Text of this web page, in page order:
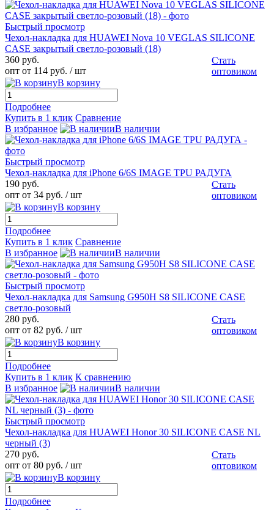
Быстрый просмотр
Чехол-накладка для HUAWEI Nova 10 VEGLAS SILICONE
CASE закрытый светло-розовый (18)
360 руб.
опт от 114 руб. / шт
Стать
оптовиком
В корзину
Подробнее
Купить в 1 клик Сравнение
В избранное
В наличии
Быстрый просмотр
Чехол-накладка для iPhone 6/6S IMAGE TPU РАДУГА
190 руб.
опт от 34 руб. / шт
Стать
оптовиком
В корзину
Подробнее
Купить в 1 клик Сравнение
В избранное
В наличии
Быстрый просмотр
Чехол-накладка для Samsung G950H S8 SILICONE CASE
светло-розовый
280 руб.
опт от 82 руб. / шт
Стать
оптовиком
В корзину
Подробнее
Купить в 1 клик К сравнению
В избранное
В наличии
Быстрый просмотр
Чехол-накладка для HUAWEI Honor 30 SILICONE CASE NL
черный (3)
270 руб.
опт от 80 руб. / шт
Стать
оптовиком
В корзину
Подробнее